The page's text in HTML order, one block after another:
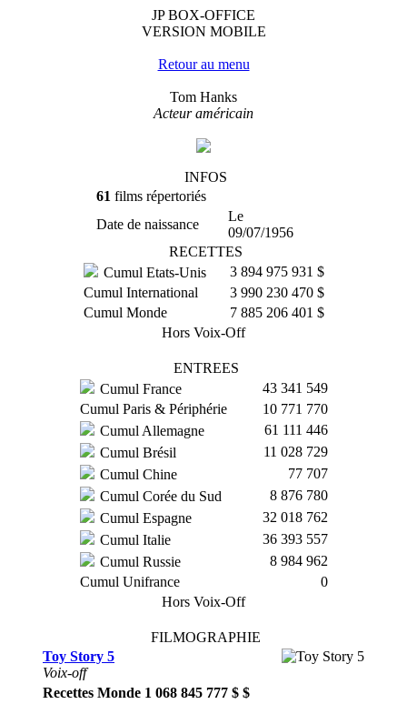
JP BOX-OFFICE
VERSION MOBILE
Retour au menu
Tom Hanks
Acteur américain
INFOS
61 films répertoriés
Date de naissance
Le
09/07/1956
RECETTES
Cumul Etats-Unis
3 894 975 931 $
Cumul International
3 990 230 470 $
Cumul Monde
7 885 206 401 $
Hors Voix-Off
ENTREES
Cumul France
43 341 549
Cumul Paris & Périphérie
10 771 770
Cumul Allemagne
61 111 446
Cumul Brésil
11 028 729
Cumul Chine
77 707
Cumul Corée du Sud
8 876 780
Cumul Espagne
32 018 762
Cumul Italie
36 393 557
Cumul Russie
8 984 962
Cumul Unifrance
0
Hors Voix-Off
FILMOGRAPHIE
Toy Story 5
Voix-off
Recettes Monde 1 068 845 777 $ $